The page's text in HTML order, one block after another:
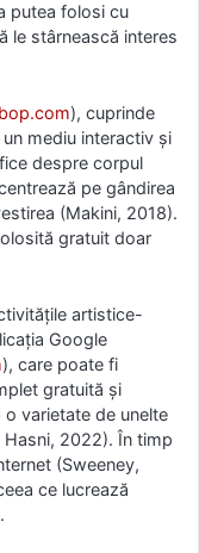
putea folosi cu
le stârnească interes
), cuprinde
mediu interactiv și
despre corpul
pe gândirea
(Makini, 2018).
gratuit doar
artistice-
Google
), care poate fi
gratuită și
varietate de unelte
Hasni, 2022). În timp
(Sweeney,
ce lucrează